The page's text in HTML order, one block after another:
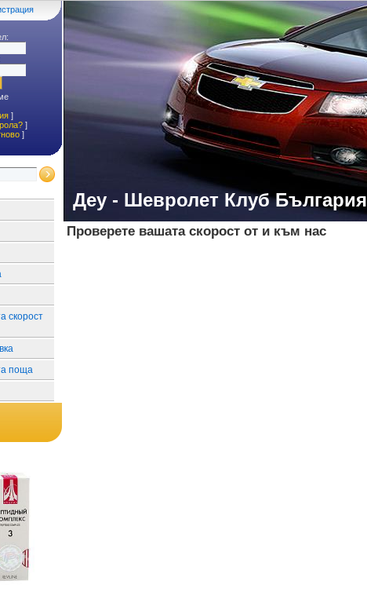
]
]
]
скорост
поща
Деу - Шевролет Клуб България
Проверете вашата скорост от и към нас